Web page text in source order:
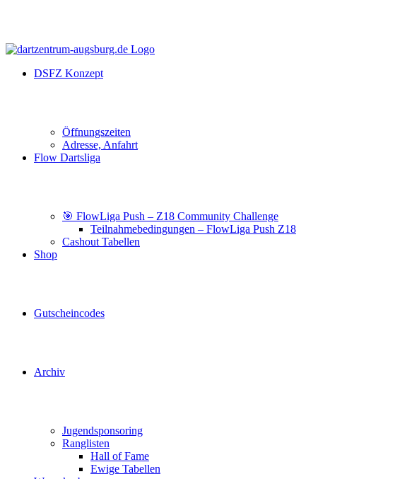
DSFZ Konzept
Öffnungszeiten
Adresse, Anfahrt
Flow Dartsliga
🎯 FlowLiga Push – Z18 Community Challenge
Teilnahmebedingungen – FlowLiga Push Z18
Cashout Tabellen
Shop
Gutscheincodes
Archiv
Jugendsponsoring
Ranglisten
Hall of Fame
Ewige Tabellen